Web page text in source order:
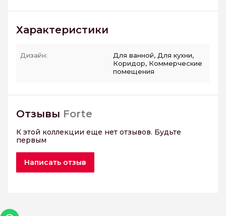
Характеристики
Дизайн:
Для ванной, Для кухни,
Коридор, Коммерческие
помещения
Отзывы Forte
К этой коллекции еще нет отзывов. Будьте
первым
Написать отзыв